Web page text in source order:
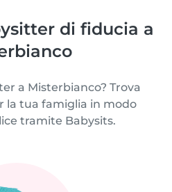
di fiducia a
a Misterbianco? Trova
la tua famiglia in modo
tramite Babysits.